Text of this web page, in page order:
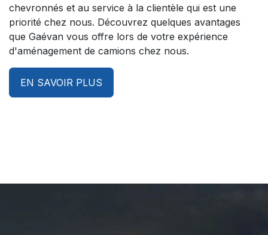
chevronnés et au service à la clientèle qui est une
priorité chez nous. Découvrez quelques avantages
que Gaévan vous offre lors de votre expérience
d'aménagement de camions chez nous.
EN SAVOIR PLUS